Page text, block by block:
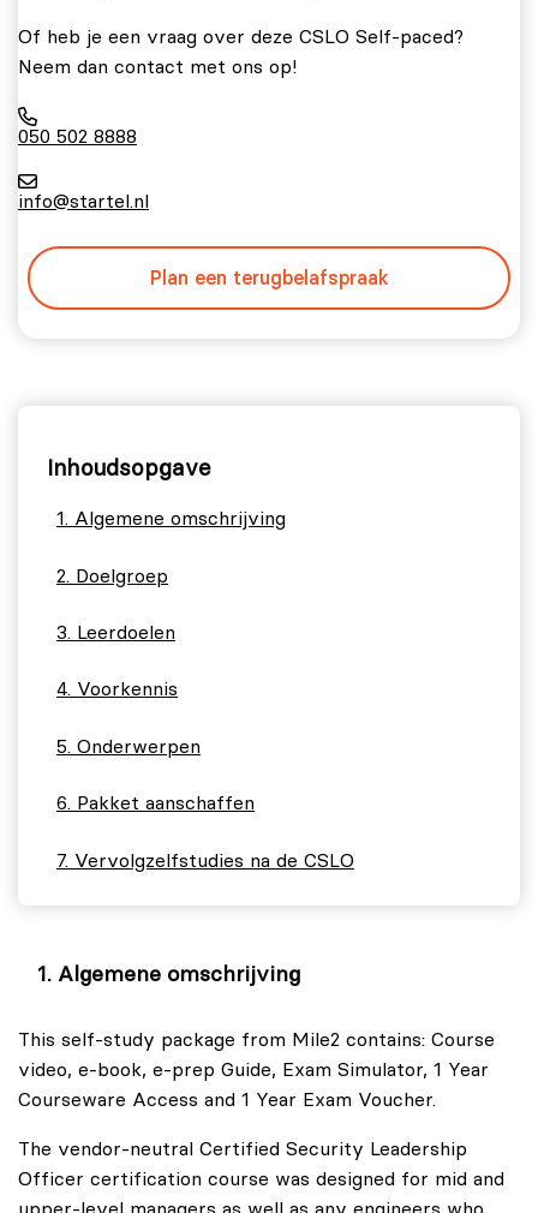
Of heb je een vraag over deze CSLO Self-paced?
Neem dan contact met ons op!
050 502 8888
info@startel.nl
Plan een terugbelafspraak
Inhoudsopgave
Algemene omschrijving
Doelgroep
Leerdoelen
Voorkennis
Onderwerpen
Pakket aanschaffen
Vervolgzelfstudies na de CSLO
Algemene omschrijving
This self-study package from Mile2 contains: Course
video, e-book, e-prep Guide, Exam Simulator, 1 Year
Courseware Access and 1 Year Exam Voucher.
The vendor-neutral Certified Security Leadership
Officer certification course was designed for mid and
upper-level managers as well as any engineers who